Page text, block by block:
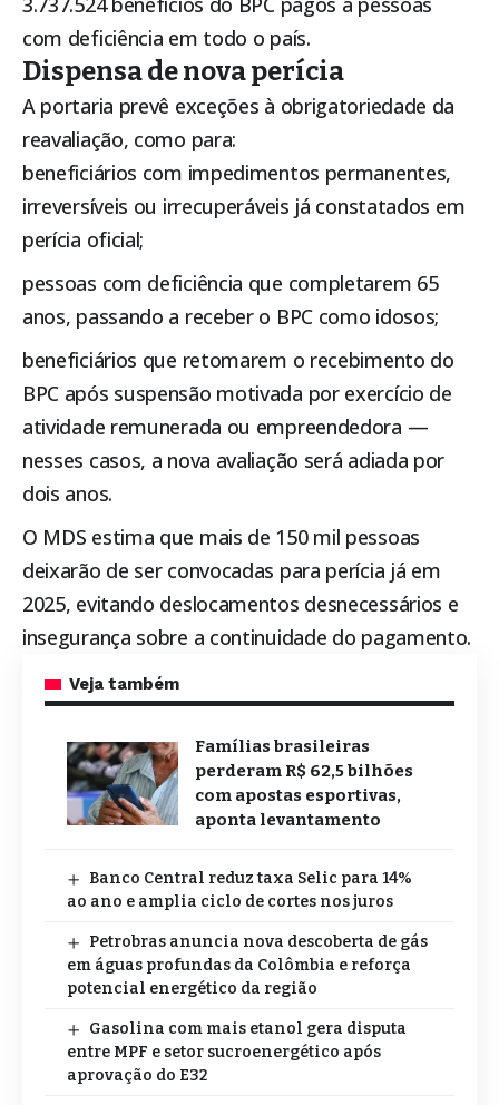
com deficiência em todo o país.
Dispensa de nova perícia
A portaria prevê exceções à obrigatoriedade da
reavaliação, como para:
beneficiários com impedimentos permanentes,
irreversíveis ou irrecuperáveis já constatados em
perícia oficial;
pessoas com deficiência que completarem 65
anos, passando a receber o BPC como idosos;
beneficiários que retomarem o recebimento do
BPC após suspensão motivada por exercício de
atividade remunerada ou empreendedora —
nesses casos, a nova avaliação será adiada por
dois anos.
O MDS estima que mais de 150 mil pessoas
deixarão de ser convocadas para perícia já em
2025, evitando deslocamentos desnecessários e
insegurança sobre a continuidade do pagamento.
Veja também
Famílias brasileiras
perderam R$ 62,5 bilhões
com apostas esportivas,
aponta levantamento
Banco Central reduz taxa Selic para 14%
ao ano e amplia ciclo de cortes nos juros
Petrobras anuncia nova descoberta de gás
em águas profundas da Colômbia e reforça
potencial energético da região
Gasolina com mais etanol gera disputa
entre MPF e setor sucroenergético após
aprovação do E32